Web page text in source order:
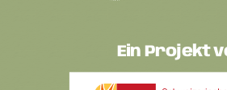
Ein Projekt